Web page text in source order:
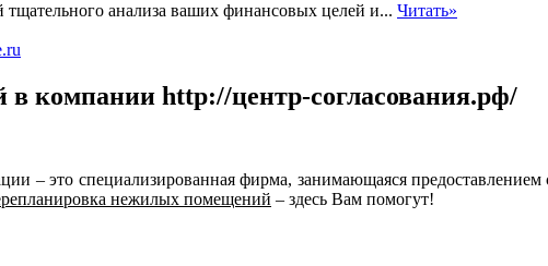
анализа ваших финансовых целей и... Читать»
компании http://центр-согласования.рф/
– это специализированная фирма, занимающаяся
нежилых помещений – здесь Вам помогут!